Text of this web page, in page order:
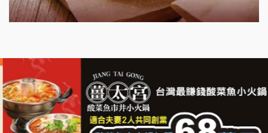
千香漢堡加盟說明會
拉亞漢堡加盟說明會
杜芳子古味茶鋪加盟說明會